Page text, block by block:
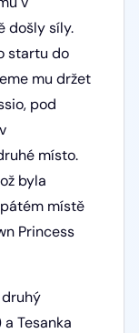
došly síly.
startu do
mu držet
pod
místo.
byla
místě
Princess
Tesanka